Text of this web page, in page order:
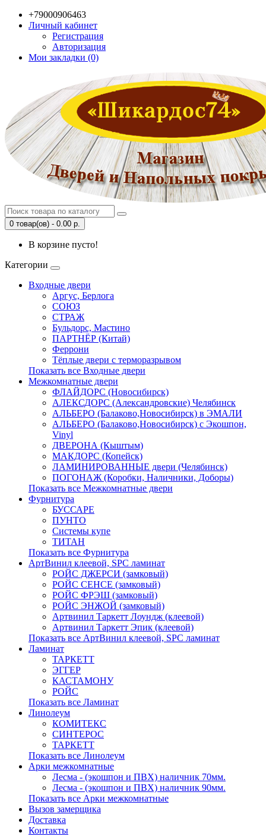
+79000906463
Личный кабинет
Регистрация
Авторизация
Мои закладки (0)
0 товар(ов) - 0.00 р.
В корзине пусто!
Категории
Входные двери
Аргус, Берлога
СОЮЗ
СТРАЖ
Бульдорс, Мастино
ПАРТНЁР (Китай)
Феррони
Тёплые двери с терморазрывом
Показать все Входные двери
Межкомнатные двери
ФЛАЙДОРС (Новосибирск)
АЛЕКСДОРС (Александровские) Челябинск
АЛЬБЕРО (Балаково,Новосибирск) в ЭМАЛИ
АЛЬБЕРО (Балаково,Новосибирск) с Экошпон,
Vinyl
ДВЕРОНА (Кыштым)
МАКДОРС (Копейск)
ЛАМИНИРОВАННЫЕ двери (Челябинск)
ПОГОНАЖ (Коробки, Наличники, Доборы)
Показать все Межкомнатные двери
Фурнитура
БУССАРЕ
ПУНТО
Системы купе
ТИТАН
Показать все Фурнитура
АртВинил клеевой, SPC ламинат
РОЙС ДЖЕРСИ (замковый)
РОЙС СЕНСЕ (замковый)
РОЙС ФРЭШ (замковый)
РОЙС ЭНЖОЙ (замковый)
Артвинил Таркетт Лоундж (клеевой)
Артвинил Таркетт Эпик (клеевой)
Показать все АртВинил клеевой, SPC ламинат
Ламинат
ТАРКЕТТ
ЭГГЕР
КАСТАМОНУ
РОЙС
Показать все Ламинат
Линолеум
КОМИТЕКС
СИНТЕРОС
ТАРКЕТТ
Показать все Линолеум
Арки межкомнатные
Лесма - (экошпон и ПВХ) наличник 70мм.
Лесма - (экошпон и ПВХ) наличник 90мм.
Показать все Арки межкомнатные
Вызов замерщика
Доставка
Контакты